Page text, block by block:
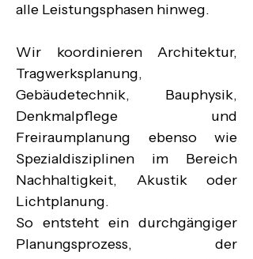
alle Leistungsphasen hinweg.
Wir koordinieren Architektur,
Tragwerksplanung,
Gebäudetechnik, Bauphysik,
Denkmalpflege und
Freiraumplanung ebenso wie
Spezialdisziplinen im Bereich
Nachhaltigkeit, Akustik oder
Lichtplanung.
So entsteht ein durchgängiger
Planungsprozess, der